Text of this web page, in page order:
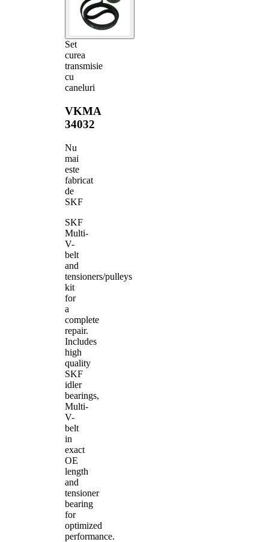
Set
curea
transmisie
cu
caneluri
VKMA
34032
Nu
mai
este
fabricat
de
SKF
SKF
Multi-
V-
belt
and
tensioners/pulleys
kit
for
a
complete
repair.
Includes
high
quality
SKF
idler
bearings,
Multi-
V-
belt
in
exact
OE
length
and
tensioner
bearing
for
optimized
performance.